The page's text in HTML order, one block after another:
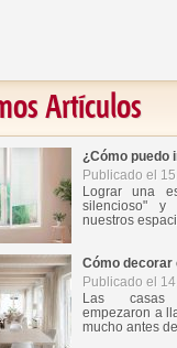
Artículos
¿Cómo puedo
Publicado el
Lograr una
silencioso" y
nuestros
Cómo decorar
Publicado el
Las casas
empezaron a
mucho antes